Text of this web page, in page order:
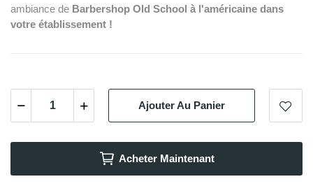
ambiance de Barbershop Old School à l'américaine dans
votre établissement !
Ajouter Au Panier
Acheter Maintenant